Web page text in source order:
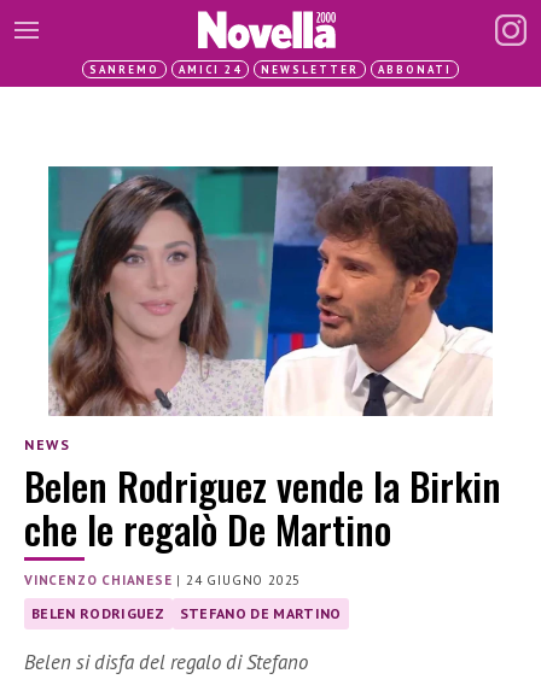
SANREMO AMICI 24 NEWSLETTER ABBONATI
NEWS
Belen Rodriguez vende la Birkin
che le regalò De Martino
VINCENZO CHIANESE |24 GIUGNO 2025
BELEN RODRIGUEZ STEFANO DE MARTINO
Belen si disfa del regalo di Stefano